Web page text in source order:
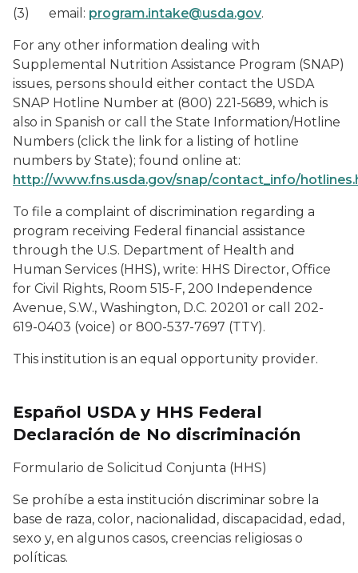
(3) email: program.intake@usda.gov.
For any other information dealing with
Supplemental Nutrition Assistance Program (SNAP)
issues, persons should either contact the USDA
SNAP Hotline Number at (800) 221-5689, which is
also in Spanish or call the State Information/Hotline
Numbers (click the link for a listing of hotline
numbers by State); found online at:
http://www.fns.usda.gov/snap/contact_info/
To file a complaint of discrimination regarding a
program receiving Federal financial assistance
through the U.S. Department of Health and
Human Services (HHS), write: HHS Director, Office
for Civil Rights, Room 515-F, 200 Independence
Avenue, S.W., Washington, D.C. 20201 or call 202-
619-0403 (voice) or 800-537-7697 (TTY).
This institution is an equal opportunity provider.
Español USDA y HHS Federal
Declaración de No discriminación
Formulario de Solicitud Conjunta (HHS)
Se prohíbe a esta institución discriminar sobre la
base de raza, color, nacionalidad, discapacidad, edad,
sexo y, en algunos casos, creencias religiosas o
políticas.